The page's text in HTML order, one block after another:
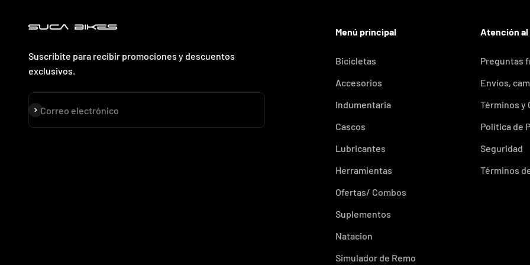
Suscribite para recibir promociones y descuentos
exclusivos.
Correo electrónico
Suscribirse
Menú principal
Bicicletas
Accesorios
Indumentaria
Cascos
Lubricantes
Herramientas
Ofertas/ Combos
Suplementos
Natacion
Simulador de Remo
Atención
Preguntas
Envíos,
Términos y
Política de
Seguridad
Términos